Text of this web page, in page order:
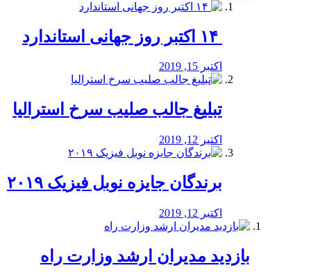
اکتبر 15, 2019
تبلیغ جالب صلیب سرخ استرالیا
اکتبر 12, 2019
برندگان جایزه نوبل فیزیک ۲۰۱۹
اکتبر 12, 2019
بازدید مدیران ارشد وزارت راه